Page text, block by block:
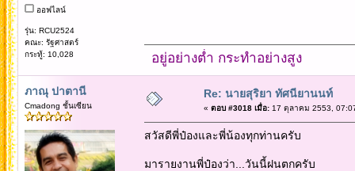
ออฟไลน์
รุ่น: RCU2524
คณะ: รัฐศาสตร์
กระทู้: 10,028
อยู่อย่างต่ำ กระทำอย่างสูง
ภาณุ ปาตานี
Cmadong ชั้นเซียน
Re: นายสุริยา ทัศนียานนท์
« ตอบ #3018 เมื่อ:17 ตุลาคม 2553,
สวัสดีพี่ป๋องและพี่น้องทุกท่านครับ
มารายงานพี่ป๋องว่า...วันนี้ฝนตกครับ